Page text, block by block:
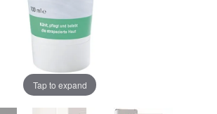
Tap to expand